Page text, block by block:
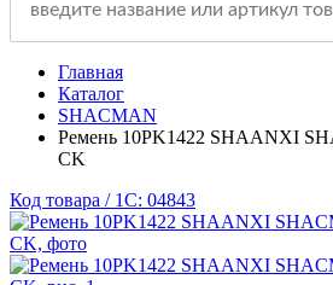
Главная
Каталог
SHACMAN
Ремень 10PK1422 SHAANXI
CK
Код товара / 1C: 04843